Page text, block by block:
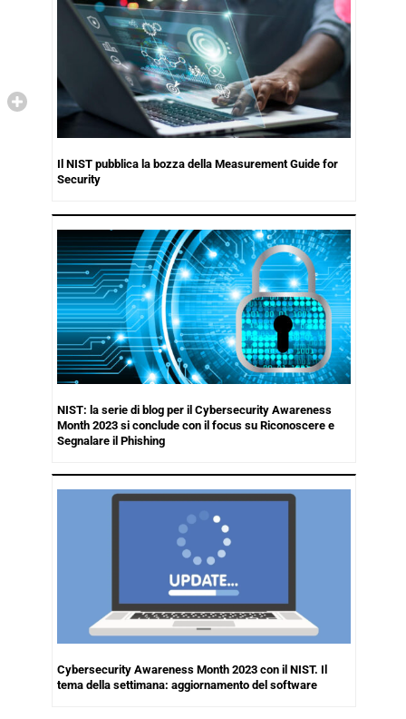
Il NIST pubblica la bozza della Measurement Guide for
Security
NIST: la serie di blog per il Cybersecurity Awareness
Month 2023 si conclude con il focus su Riconoscere e
Segnalare il Phishing
Cybersecurity Awareness Month 2023 con il NIST. Il
tema della settimana: aggiornamento del software